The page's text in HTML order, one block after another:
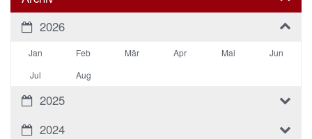
2026
Jan Feb Mär Apr Mai
Jun
Jul
Aug
2025
2024